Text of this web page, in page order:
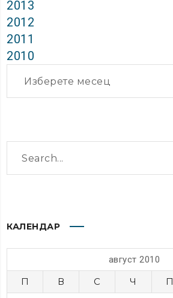
2013
2012
2011
2010
КАЛЕНДАР
август 2010
П В С Ч П